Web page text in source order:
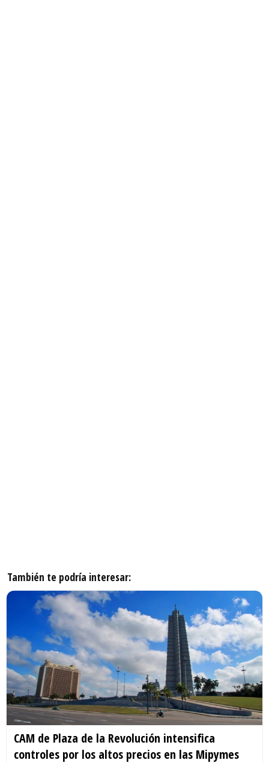
También te podría interesar:
CAM de Plaza de la Revolución intensifica
controles por los altos precios en las Mipymes